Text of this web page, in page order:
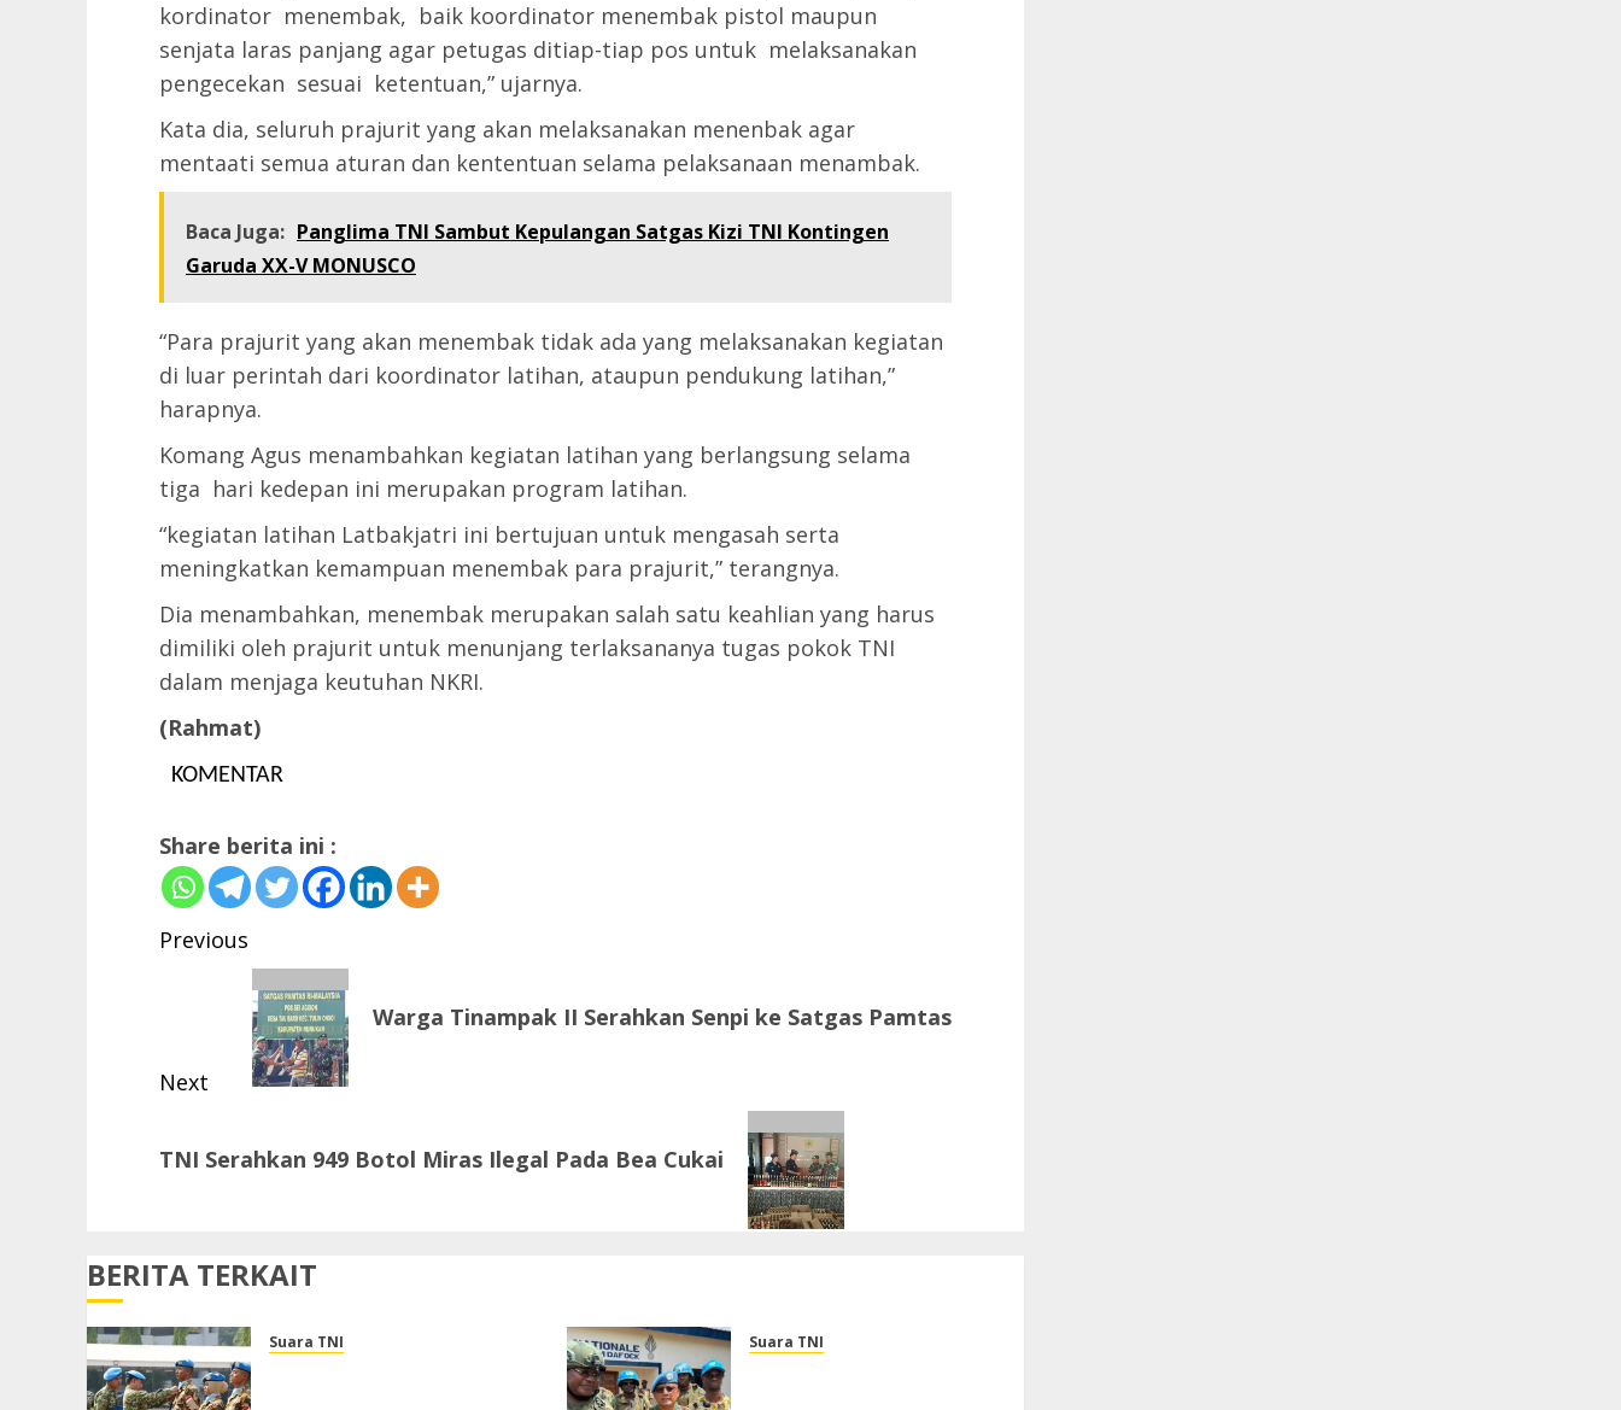
kordinator menembak, baik koordinator menembak pistol maupun
senjata laras panjang agar petugas ditiap-tiap pos untuk melaksanakan
pengecekan sesuai ketentuan,” ujarnya.
Kata dia, seluruh prajurit yang akan melaksanakan menenbak agar
mentaati semua aturan dan kententuan selama pelaksanaan menambak.
Baca Juga: Panglima TNI Sambut Kepulangan Satgas Kizi TNI Kontingen
Garuda XX-V MONUSCO
“Para prajurit yang akan menembak tidak ada yang melaksanakan kegiatan
di luar perintah dari koordinator latihan, ataupun pendukung latihan,”
harapnya.
Komang Agus menambahkan kegiatan latihan yang berlangsung selama
tiga hari kedepan ini merupakan program latihan.
“kegiatan latihan Latbakjatri ini bertujuan untuk mengasah serta
meningkatkan kemampuan menembak para prajurit,” terangnya.
Dia menambahkan, menembak merupakan salah satu keahlian yang harus
dimiliki oleh prajurit untuk menunjang terlaksananya tugas pokok TNI
dalam menjaga keutuhan NKRI.
(Rahmat)
KOMENTAR
Share berita ini :
Post
navigation
Previous
Warga Tinampak II Serahkan Senpi ke Satgas Pamtas
Next
post:
TNI Serahkan 949 Botol Miras Ilegal Pada Bea Cukai
BERITA TERKAIT
Suara TNI Suara TNI